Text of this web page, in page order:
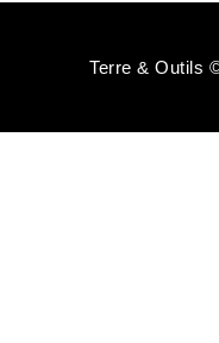
Terre & Outils